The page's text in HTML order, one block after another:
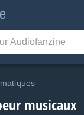
musicaux